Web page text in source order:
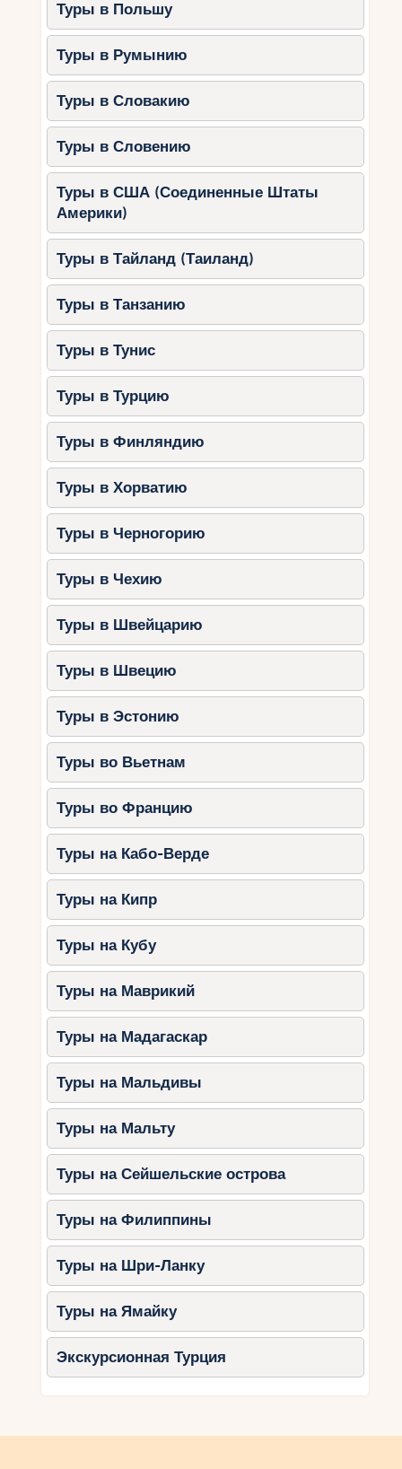
Туры в Польшу
Туры в Румынию
Туры в Словакию
Туры в Словению
Туры в США (Соединенные Штаты
Америки)
Туры в Тайланд (Таиланд)
Туры в Танзанию
Туры в Тунис
Туры в Турцию
Туры в Финляндию
Туры в Хорватию
Туры в Черногорию
Туры в Чехию
Туры в Швейцарию
Туры в Швецию
Туры в Эстонию
Туры во Вьетнам
Туры во Францию
Туры на Кабо-Верде
Туры на Кипр
Туры на Кубу
Туры на Маврикий
Туры на Мадагаскар
Туры на Мальдивы
Туры на Мальту
Туры на Сейшельские острова
Туры на Филиппины
Туры на Шри-Ланку
Туры на Ямайку
Экскурсионная Турция